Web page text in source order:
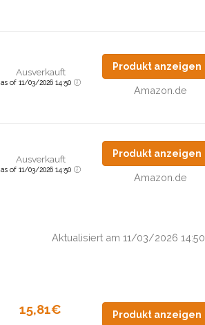
Ausverkauft
as of 11/03/2026 14:50
Produkt anzeigen
Amazon.de
Ausverkauft
as of 11/03/2026 14:50
Produkt anzeigen
Amazon.de
Aktualisiert am 11/03/2026 14:50
15,81€ Produkt anzeigen